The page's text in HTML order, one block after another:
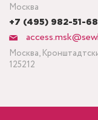
Москва
+7 (495) 982-51-68
Москва,
125212